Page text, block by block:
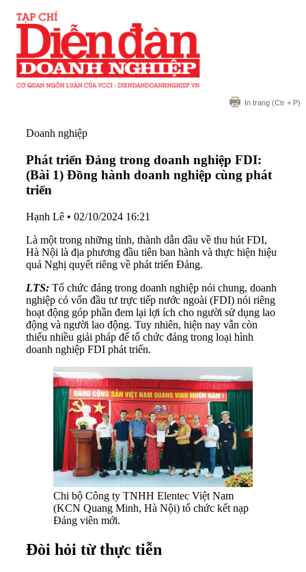
In trang (Ctr + P)
Doanh nghiệp
Phát triển Đảng trong doanh nghiệp FDI:
(Bài 1) Đồng hành doanh nghiệp cùng phát
triển
Hạnh Lê • 02/10/2024 16:21
Là một trong những tỉnh, thành dẫn đầu về thu hút FDI,
Hà Nội là địa phương đầu tiên ban hành và thực hiện hiệu
quả Nghị quyết riêng về phát triển Đảng.
LTS: Tổ chức đảng trong doanh nghiệp nói chung, doanh
nghiệp có vốn đầu tư trực tiếp nước ngoài (FDI) nói riêng
hoạt động góp phần đem lại lợi ích cho người sử dụng lao
động và người lao động. Tuy nhiên, hiện nay vẫn còn
thiếu nhiều giải pháp để tổ chức đảng trong loại hình
doanh nghiệp FDI phát triển.
Chi bộ Công ty TNHH Elentec Việt Nam
(KCN Quang Minh, Hà Nội) tổ chức kết nạp
Đảng viên mới.
Đòi hỏi từ thực tiễn